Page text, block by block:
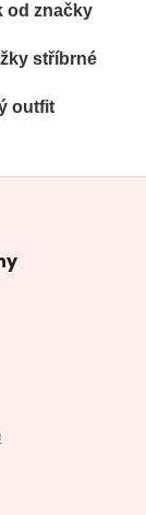
od značky
stříbrné
outfit